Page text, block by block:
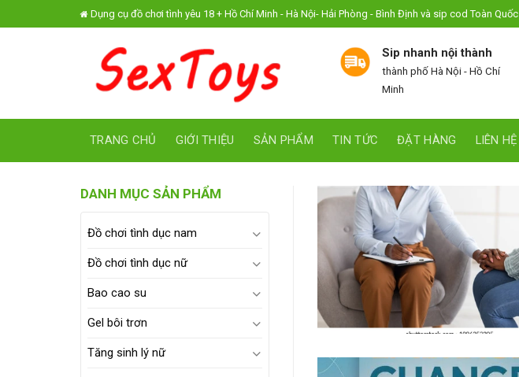
to
Dụng cụ đồ chơi tình yêu 18 + Hồ Chí Minh - Hà Nội- Hải Phòng - Bình Định và sip cod Toàn Quốc
Sip nhanh nội thành
thành phố Hà Nội - Hồ Chí
Minh
TRANG CHỦ GIỚI THIỆU SẢN PHẨM TIN TỨC ĐẶT HÀNG LIÊN HỆ
DANH MỤC SẢN PHẨM
Đồ chơi tình dục nam
Đồ chơi tình dục nữ
Bao cao su
Gel bôi trơn
Tăng sinh lý nữ